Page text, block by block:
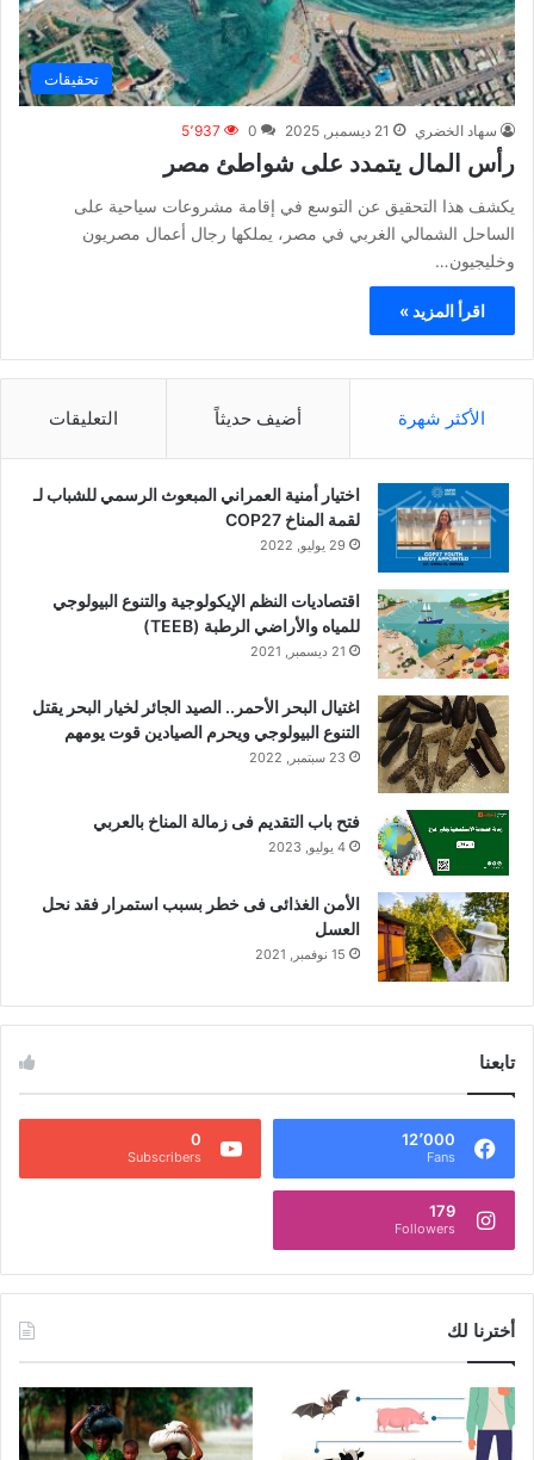
تحقيقات
سهاد الخضري 21 ديسمبر, 2025 0 5٬937
رأس المال يتمدد على شواطئ مصر
يكشف هذا التحقيق عن التوسع في إقامة مشروعات سياحية على
الساحل الشمالي الغربي في مصر، يملكها رجال أعمال مصريون
وخليجيون…
اقرأ المزيد »
الأكثر شهرة أضيف حديثاً التعليقات
اختيار أمنية العمراني المبعوث الرسمي للشباب لـ
لقمة المناخ COP27
29 يوليو, 2022
اقتصاديات النظم الإيكولوجية والتنوع البيولوجي
للمياه والأراضي الرطبة (TEEB)
21 ديسمبر, 2021
اغتيال البحر الأحمر.. الصيد الجائر لخيار البحر يقتل
التنوع البيولوجي ويحرم الصيادين قوت يومهم
23 سبتمبر, 2022
فتح باب التقديم فى زمالة المناخ بالعربي
4 يوليو, 2023
الأمن الغذائى فى خطر بسبب استمرار فقد نحل
العسل
15 نوفمبر, 2021
تابعنا
12٬000
Fans
0
Subscribers
179
Followers
أخترنا لك